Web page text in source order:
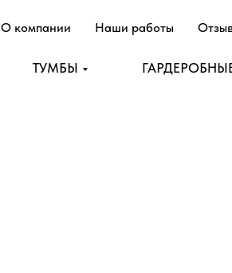
О компании Наши работы
ТУМБЫ